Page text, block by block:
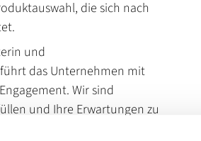
die sich nach
und
das Unternehmen mit
Wir sind
und Ihre Erwartungen zu